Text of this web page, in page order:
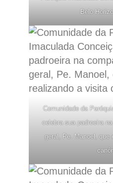
Belo
Comunidade da
celebra sua padroeira
geral, Pe. Manoel, que